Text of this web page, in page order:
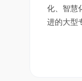
化、智慧
进的大型